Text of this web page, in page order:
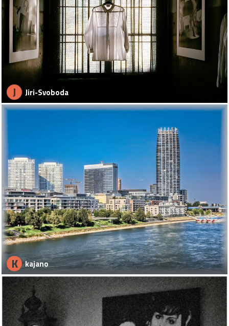
J Jiri-Svoboda
K kajano